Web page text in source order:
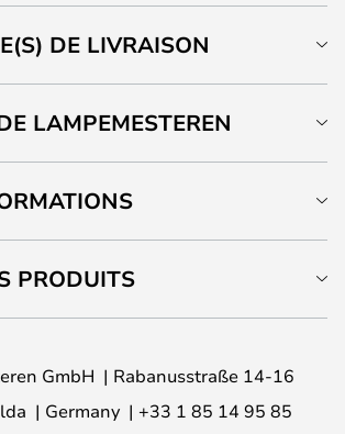
DE LIVRAISON
LAMPEMESTEREN
PRODUITS
GmbH
Rabanusstraße 14-16
Germany +33 1 85 14 95 85